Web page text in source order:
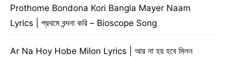
Prothome Bondona Kori Bangla Mayer Naam
Lyrics | প্রথমে বন্দনা করি – Bioscope Song
Ar Na Hoy Hobe Milon Lyrics | আর না হয় হবে মিলন